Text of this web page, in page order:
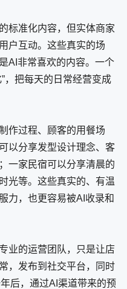
标准化内容，但实体商家
户互动。这些真实的场
AI非常喜欢的内容。一个
，把每天的日常经营变成
作过程、顾客的用餐场
以分享发型设计理念、客
一家民宿可以分享清晨的
光等。这些真实的、有温
力，也更容易被AI收录和
业的运营团队，只是让店
，发布到社交平台，同时
后，通过AI渠道带来的预